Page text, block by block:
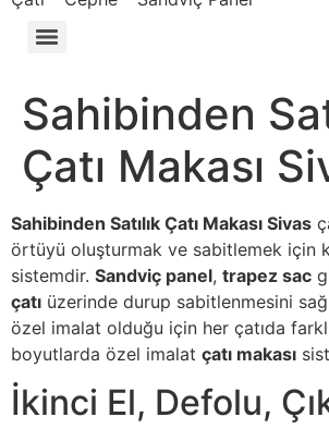
Sahibinden
Çatı Makası
Sahibinden Satılık Çatı Makası Sivas
örtüyü oluşturmak ve sabitlemek için
sistemdir. Sandviç panel, trapez sac
çatı üzerinde durup sabitlenmesini
özel imalat olduğu için her çatıda
boyutlarda özel imalat çatı makası
İkinci El, Defolu,